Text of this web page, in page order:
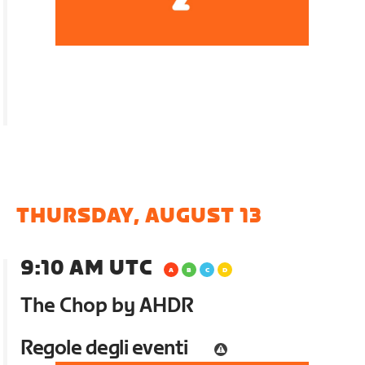
THURSDAY, AUGUST 13
9:10 AM UTC
The Chop by AHDR
Regole degli eventi